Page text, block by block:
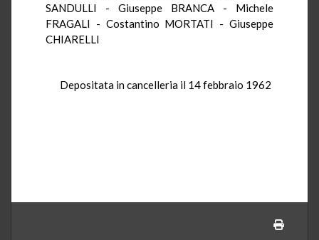
SANDULLI - Giuseppe BRANCA - Michele
FRAGALI - Costantino MORTATI - Giuseppe
CHIARELLI
Depositata in cancelleria il 14 febbraio 1962